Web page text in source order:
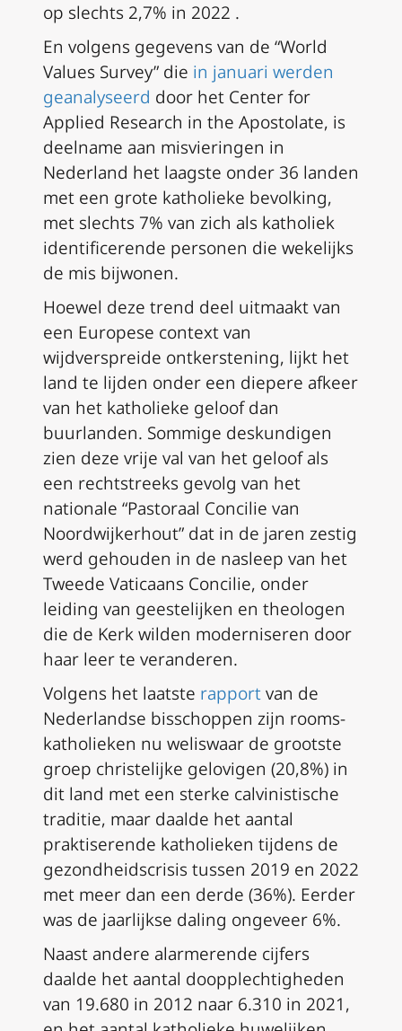
op slechts 2,7% in 2022 .
En volgens gegevens van de “World
Values Survey” die in januari werden
geanalyseerd door het Center for
Applied Research in the Apostolate, is
deelname aan misvieringen in
Nederland het laagste onder 36 landen
met een grote katholieke bevolking,
met slechts 7% van zich als katholiek
identificerende personen die wekelijks
de mis bijwonen.
Hoewel deze trend deel uitmaakt van
een Europese context van
wijdverspreide ontkerstening, lijkt het
land te lijden onder een diepere afkeer
van het katholieke geloof dan
buurlanden. Sommige deskundigen
zien deze vrije val van het geloof als
een rechtstreeks gevolg van het
nationale “Pastoraal Concilie van
Noordwijkerhout” dat in de jaren zestig
werd gehouden in de nasleep van het
Tweede Vaticaans Concilie, onder
leiding van geestelijken en theologen
die de Kerk wilden moderniseren door
haar leer te veranderen.
Volgens het laatste rapportvan de
Nederlandse bisschoppen zijn rooms-
katholieken nu weliswaar de grootste
groep christelijke gelovigen (20,8%) in
dit land met een sterke calvinistische
traditie, maar daalde het aantal
praktiserende katholieken tijdens de
gezondheidscrisis tussen 2019 en 2022
met meer dan een derde (36%). Eerder
was de jaarlijkse daling ongeveer 6%.
Naast andere alarmerende cijfers
daalde het aantal doopplechtigheden
van 19.680 in 2012 naar 6.310 in 2021,